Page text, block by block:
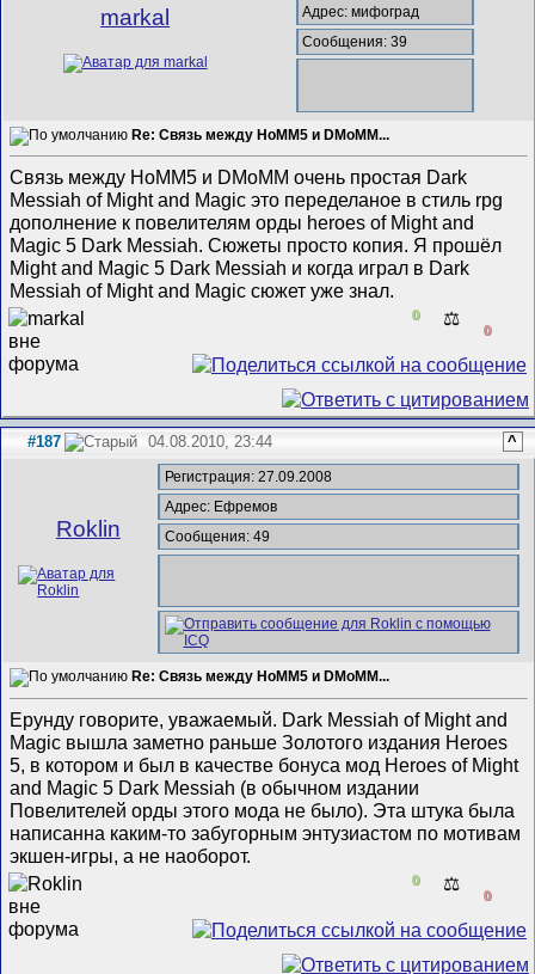
markal
Адрес: мифоград
Сообщения: 39
Re: Связь между HoMM5 и DMoMM...
Связь между HoMM5 и DMoMM очень простая Dark
Messiah of Might and Magic это переделаное в стиль rpg
дополнение к повелителям орды heroes of Might and
Magic 5 Dark Messiah. Сюжеты просто копия. Я прошёл
Might and Magic 5 Dark Messiah и когда играл в Dark
Messiah of Might and Magic сюжет уже знал.
0 ⚖️
0
#187 04.08.2010, 23:44 ^
Roklin
Регистрация: 27.09.2008
Адрес: Ефремов
Сообщения: 49
Re: Связь между HoMM5 и DMoMM...
Ерунду говорите, уважаемый. Dark Messiah of Might and
Magic вышла заметно раньше Золотого издания Heroes
5, в котором и был в качестве бонуса мод Heroes of Might
and Magic 5 Dark Messiah (в обычном издании
Повелителей орды этого мода не было). Эта штука была
написанна каким-то забугорным энтузиастом по мотивам
экшен-игры, а не наоборот.
0 ⚖️
0